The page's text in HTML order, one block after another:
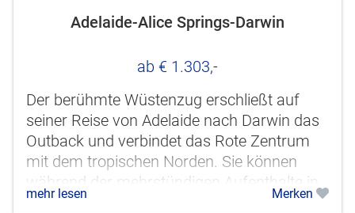
Adelaide-Alice Springs-Darwin
ab € 1.303,-
Der berühmte Wüstenzug erschließt auf
seiner Reise von Adelaide nach Darwin das
Outback und verbindet das Rote Zentrum
mit dem tropischen Norden. Sie können
während der mehrstündigen Aufenthalte in
Marla, Alice Springs und Katherine...
mehr lesen Merken